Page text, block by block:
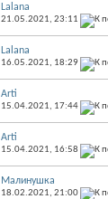
Lalana
21.05.2021, 23:11
Lalana
16.05.2021, 18:29
Arti
15.04.2021, 17:44
Arti
15.04.2021, 16:58
Малинушка
18.02.2021, 21:00